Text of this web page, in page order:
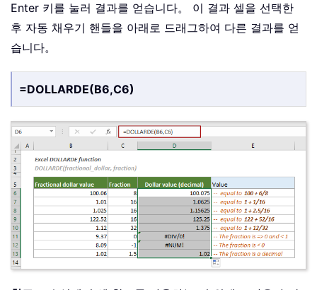
Enter 키를 눌러 결과를 얻습니다。 이 결과 셀을 선택한
후 자동 채우기 핸들을 아래로 드래그하여 다른 결과를 얻
습니다。
=DOLLARDE(B6,C6)